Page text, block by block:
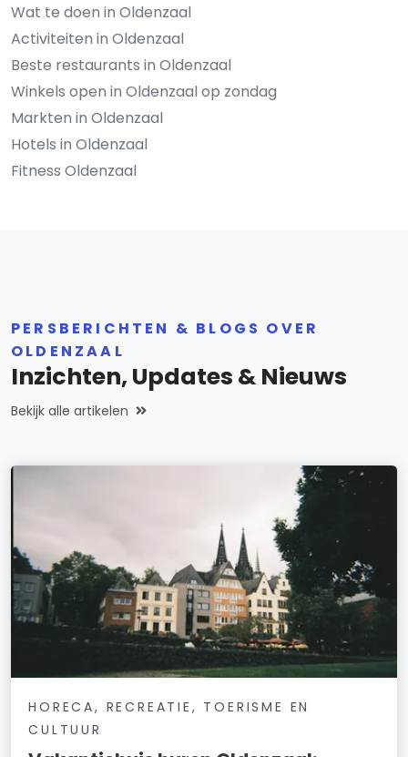
Wat te doen in Oldenzaal
Activiteiten in Oldenzaal
Beste restaurants in Oldenzaal
Winkels open in Oldenzaal op zondag
Markten in Oldenzaal
Hotels in Oldenzaal
Fitness Oldenzaal
PERSBERICHTEN & BLOGS OVER
OLDENZAAL
Inzichten, Updates & Nieuws
Bekijk alle artikelen
HORECA, RECREATIE, TOERISME EN
CULTUUR